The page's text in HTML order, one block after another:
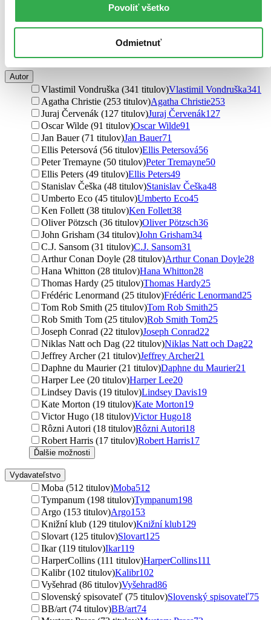
Povoliť všetko
Odmietnuť
low fantasy (4 tituly)low fantasy4
hard sci-fi (1 titul)hard sci-fi1
magický realizmus (1 titul)magický realizmus
Autor
Vlastimil Vondruška (341 titulov)Vlastimil Vondruška341
Agatha Christie (253 titulov)Agatha Christie253
Juraj Červenák (127 titulov)Juraj Červenák127
Oscar Wilde (91 titulov)Oscar Wilde91
Jan Bauer (71 titulov)Jan Bauer71
Ellis Petersová (56 titulov)Ellis Petersová56
Peter Tremayne (50 titulov)Peter Tremayne50
Ellis Peters (49 titulov)Ellis Peters49
Stanislav Češka (48 titulov)Stanislav Češka48
Umberto Eco (45 titulov)Umberto Eco45
Ken Follett (38 titulov)Ken Follett38
Oliver Pötzsch (36 titulov)Oliver Pötzsch36
John Grisham (34 titulov)John Grisham34
C.J. Sansom (31 titulov)C.J. Sansom31
Arthur Conan Doyle (28 titulov)Arthur Conan Doyle28
Hana Whitton (28 titulov)Hana Whitton28
Thomas Hardy (25 titulov)Thomas Hardy25
Frédéric Lenormand (25 titulov)Frédéric Lenormand25
Tom Rob Smith (25 titulov)Tom Rob Smith25
Rob Smith Tom (25 titulov)Rob Smith Tom25
Joseph Conrad (22 titulov)Joseph Conrad22
Niklas Natt och Dag (22 titulov)Niklas Natt och Dag22
Jeffrey Archer (21 titulov)Jeffrey Archer21
Daphne du Maurier (21 titulov)Daphne du Maurier21
Harper Lee (20 titulov)Harper Lee20
Lindsey Davis (19 titulov)Lindsey Davis19
Kate Morton (19 titulov)Kate Morton19
Victor Hugo (18 titulov)Victor Hugo18
Rôzni Autori (18 titulov)Rôzni Autori18
Robert Harris (17 titulov)Robert Harris17
Ďalšie možnosti
Vydavateľstvo
Moba (512 titulov)Moba512
Tympanum (198 titulov)Tympanum198
Argo (153 titulov)Argo153
Knižní klub (129 titulov)Knižní klub129
Slovart (125 titulov)Slovart125
Ikar (119 titulov)Ikar119
HarperCollins (111 titulov)HarperCollins111
Kalibr (102 titulov)Kalibr102
Vyšehrad (86 titulov)Vyšehrad86
Slovenský spisovateľ (75 titulov)Slovenský spisovateľ75
BB/art (74 titulov)BB/art74